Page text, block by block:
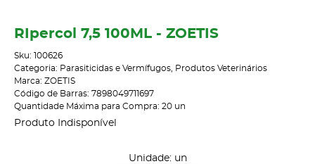
RIpercol 7,5 100ML - ZOETIS
Sku: 100626
Categoria: Parasiticidas e Vermífugos
Produtos Veterinários
Marca: ZOETIS
Código de Barras: 7898049711697
Quantidade Máxima para Compra: 20 un
Produto Indisponível
Unidade: un